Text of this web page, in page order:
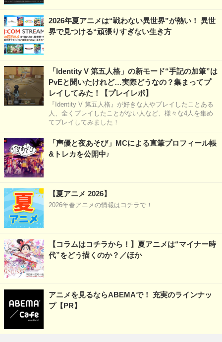
2026年夏アニメは“戦わない異世界”が熱い！ 異世
界で見つける“頑張りすぎない生き方
「Identity V 第五人格」の新モード“手記の加筆”は
PvEと聞いたけれど…実際どうなの？集まってプ
レイしてみた！【プレイレポ】
『Identity V 第五人格』が好きな人やプレイしたことある
人、全くプレイしたことがない人など、様々な4人を集め
てプレイしてみました！
「声優と夜あそび」MCによる直筆プロフィール帳
&トレカを公開中♪
【夏アニメ 2026】
2026年春アニメの情報はコチラで！
【コラムはコチラから！】夏アニメは“マイナー時
代”をどう描くのか？／ほか
アニメを見るならABEMAで！ 充実のラインナッ
プ【PR】